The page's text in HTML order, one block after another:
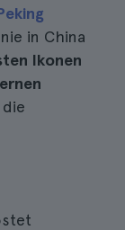
in China
Ikonen